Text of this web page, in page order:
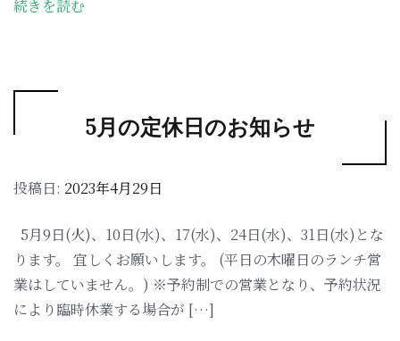
続きを読む
5月の定休日のお知らせ
投稿日: 2023年4月29日
5月9日(火)、10日(水)、17(水)、24日(水)、31日(水)とな
ります。 宜しくお願いします。 (平日の木曜日のランチ営
業はしていません。) ※予約制での営業となり、予約状況
により臨時休業する場合が […]